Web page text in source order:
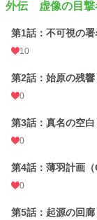
外伝 虚像の目撃
第1話：不可視の
10
第2話：始原の残
0
第3話：真名の空
0
第4話：薄羽計画
0
第5話：起源の回